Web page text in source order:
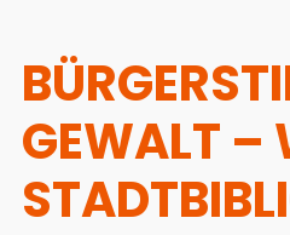
GEWALT –